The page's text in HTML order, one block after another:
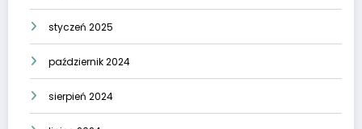
styczeń 2025
październik 2024
sierpień 2024